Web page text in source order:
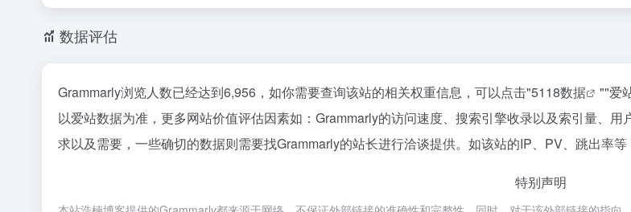
数据评估
Grammarly浏览人数已经达到6,956，如你需要查询该站的相关权重信息，可以点击"5118数据 ""爱
以爱站数据为准，更多网站价值评估因素如：Grammarly的访问速度、搜索引擎收录以及索引量、
求以及需要，一些确切的数据则需要找Grammarly的站长进行洽谈提供。如该站的IP、PV、跳出率等
特别声明